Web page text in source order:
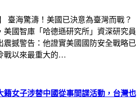
臺海驚濤！美國已決意為臺灣而戰？
美國智庫「哈德遜研究所」資深研究員
震撼警告：他證實美國國防安全戰略已
戰以來最重大的…
籍女子涉替中國從事間諜活動，台灣也